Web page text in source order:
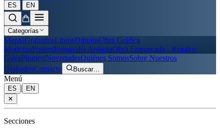
ES | EN
Categorías
MapasGrabadosLibrosDibujosObra Gráfica
ModernaPostersFotografía AntiguaObra Enmarcada - Regalos
GoyaPiranesiNovedadesQuiénes SomosSobre Nuestros
GrabadosContacto Buscar…
Menú
ES |
EN
✕
Secciones